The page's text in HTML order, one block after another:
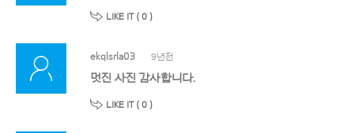
LIKE IT ( 0 )
ekqlsrla03 9년전
멋진 사진 감사합니다.
LIKE IT ( 0 )